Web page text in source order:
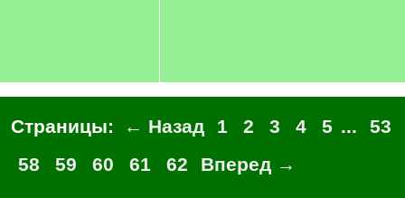
Страницы: ← Назад 1 2 3 4 5 ...
53
58
59 60 61 62 Вперед →